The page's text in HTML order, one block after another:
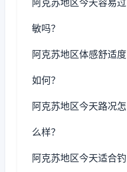
阿克苏地区今天容易过
敏吗？
阿克苏地区体感舒适度
如何？
阿克苏地区今天路况怎
么样？
阿克苏地区今天适合钓